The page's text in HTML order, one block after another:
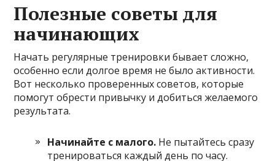
Полезные советы для
начинающих
Начать регулярные тренировки бывает сложно,
особенно если долгое время не было активности.
Вот несколько проверенных советов, которые
помогут обрести привычку и добиться желаемого
результата.
Начинайте с малого. Не пытайтесь сразу
тренироваться каждый день по часу.